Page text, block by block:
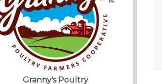
Granny's Poultry